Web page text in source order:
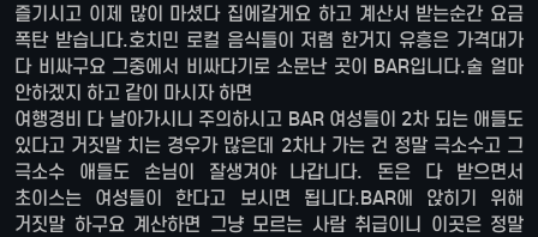
즐기시고 이제 많이 마셨다 집에갈게요 하고 계산서 받는순간 요금
폭탄 받습니다.호치민 로컬 음식들이 저렴 한거지 유흥은 가격대가
다 비싸구요 그중에서 비싸다기로 소문난 곳이 BAR입니다.술 얼마
안하겠지 하고 같이 마시자 하면
여행경비 다 날아가시니 주의하시고 BAR 여성들이 2차 되는 애들도
있다고 거짓말 치는 경우가 많은데 2차나 가는 건 정말 극소수고 그
극소수 애들도 손님이 잘생겨야 나갑니다. 돈은 다 받으면서
초이스는 여성들이 한다고 보시면 됩니다.BAR에 앉히기 위해
거짓말 하구요 계산하면 그냥 모르는 사람 취급이니 이곳은 정말